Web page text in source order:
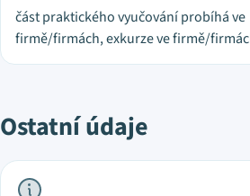
část praktického vyučování probíhá ve
firmě/firmách, exkurze ve firmě/
Ostatní údaje